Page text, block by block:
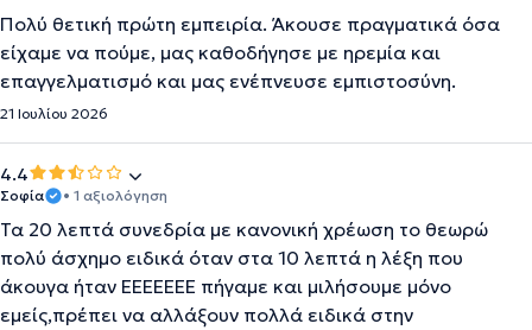
Πολύ θετική πρώτη εμπειρία. Άκουσε πραγματικά όσα
είχαμε να πούμε, μας καθοδήγησε με ηρεμία και
επαγγελματισμό και μας ενέπνευσε εμπιστοσύνη.
21 Ιουλίου 2026
4.4
Σοφία • 1 αξιολόγηση
Τα 20 λεπτά συνεδρία με κανονική χρέωση το θεωρώ
πολύ άσχημο ειδικά όταν στα 10 λεπτά η λέξη που
άκουγα ήταν ΕΕΕΕΕΕΕ πήγαμε και μιλήσουμε μόνο
εμείς,πρέπει να αλλάξουν πολλά ειδικά στην